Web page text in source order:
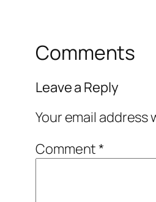
Comments
Leave a Reply
Your email address
Comment*